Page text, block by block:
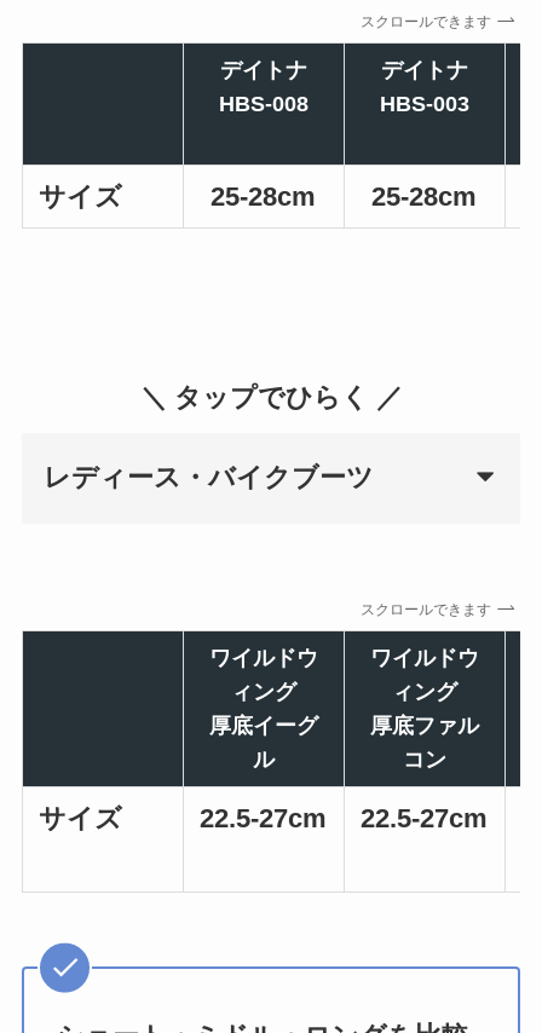
スクロールできます
デイトナ
HBS-008
デイトナ
HBS-003
サイズ 25-28cm 25-28cm
＼ タップでひらく ／
レディース・バイクブーツ
スクロールできます
ワイルドウ
ィング
厚底イーグ
ル
ワイルドウ
ィング
厚底ファル
コン
サイズ 22.5-27cm 22.5-27cm